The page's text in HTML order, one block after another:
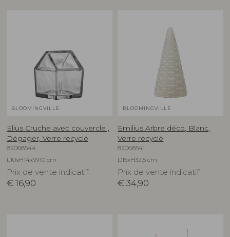
BLOOMINGVILLE
Elius Cruche avec couvercle ,
Dégager, Verre recyclé
82068544
L10xH14xW10 cm
Prix de vente indicatif
€ 16,90
BLOOMINGVILLE
Emilius Arbre déco, Blanc,
Verre recyclé
82068541
D15xH32,5 cm
Prix de vente indicatif
€ 34,90